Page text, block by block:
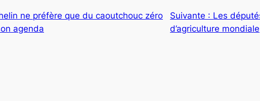
ne préfère que du caoutchouc zéro
agenda
Suivante : Les
d’agriculture mondiale